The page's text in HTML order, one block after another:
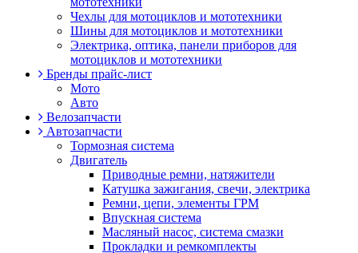
Чехлы для мотоциклов и мототехники
Шины для мотоциклов и мототехники
Электрика, оптика, панели приборов для
мотоциклов и мототехники
Бренды прайс-лист
Мото
Авто
Велозапчасти
Автозапчасти
Тормозная система
Двигатель
Приводные ремни, натяжители
Катушка зажигания, свечи, электрика
Ремни, цепи, элементы ГРМ
Впускная система
Масляный насос, система смазки
Прокладки и ремкомплекты